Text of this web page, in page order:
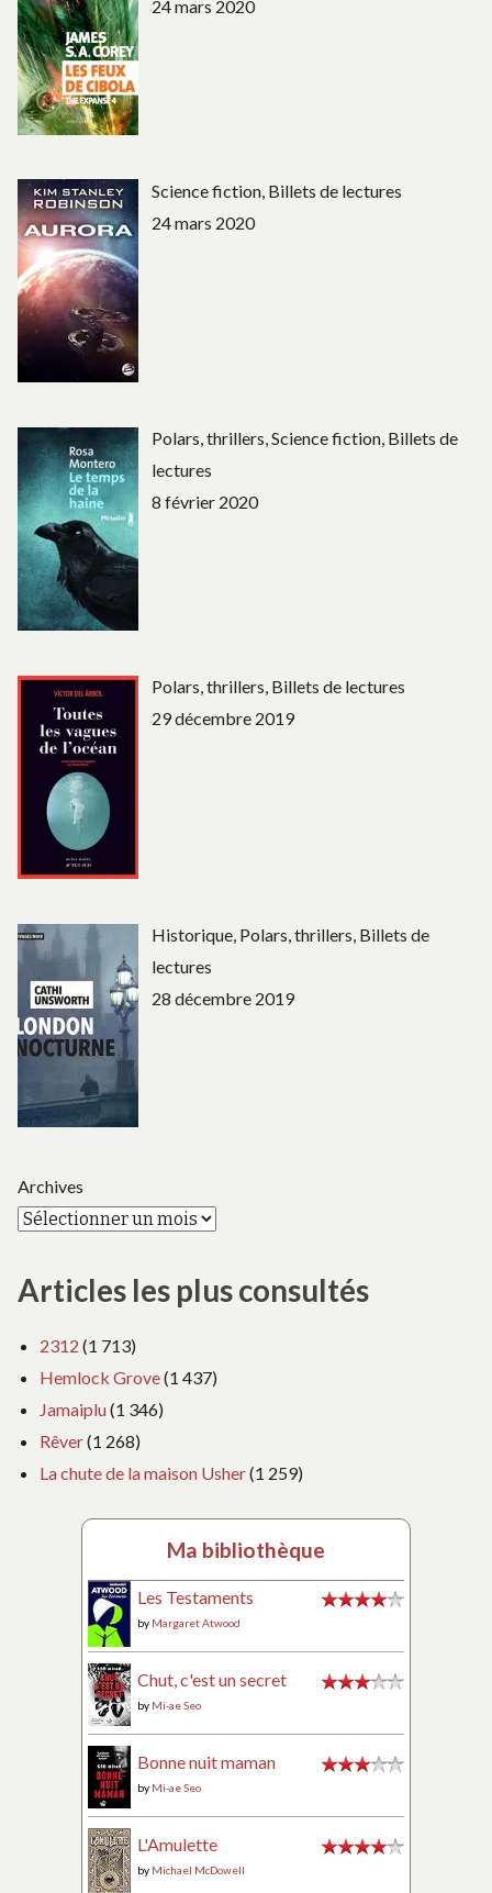
24 mars 2020
Science fiction, Billets de lectures
24 mars 2020
Polars, thrillers, Science fiction, Billets de
lectures
8 février 2020
Polars, thrillers, Billets de lectures
29 décembre 2019
Historique, Polars, thrillers, Billets de
lectures
28 décembre 2019
Archives
Articles les plus consultés
2312 (1 713)
Hemlock Grove(1 437)
Jamaiplu(1 346)
Rêver(1 268)
La chute de la maison Usher(1 259)
Ma bibliothèque
Les Testaments
by Margaret Atwood
Chut, c'est un secret
by Mi-ae Seo
Bonne nuit maman
by Mi-ae Seo
L'Amulette
by Michael McDowell